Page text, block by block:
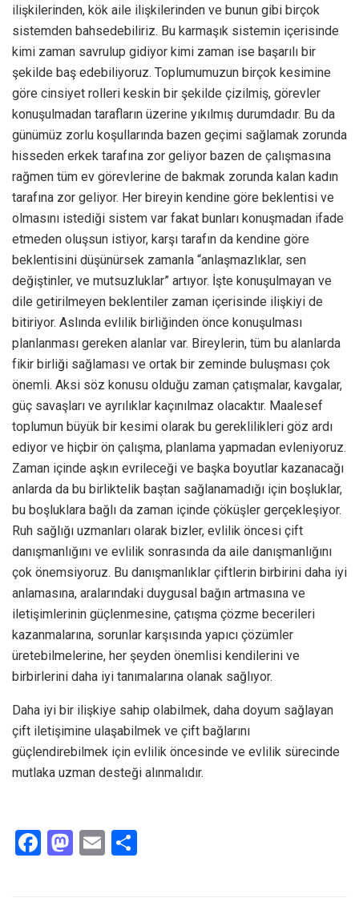
ilişkilerinden, kök aile ilişkilerinden ve bunun gibi birçok
sistemden bahsedebiliriz. Bu karmaşık sistemin içerisinde
kimi zaman savrulup gidiyor kimi zaman ise başarılı bir
şekilde baş edebiliyoruz. Toplumumuzun birçok kesimine
göre cinsiyet rolleri keskin bir şekilde çizilmiş, görevler
konuşulmadan tarafların üzerine yıkılmış durumdadır. Bu da
günümüz zorlu koşullarında bazen geçimi sağlamak zorunda
hisseden erkek tarafına zor geliyor bazen de çalışmasına
rağmen tüm ev görevlerine de bakmak zorunda kalan kadın
tarafına zor geliyor. Her bireyin kendine göre beklentisi ve
olmasını istediği sistem var fakat bunları konuşmadan ifade
etmeden oluşsun istiyor, karşı tarafın da kendine göre
beklentisini düşünürsek zamanla “anlaşmazlıklar, sen
değiştinler, ve mutsuzluklar” artıyor. İşte konuşulmayan ve
dile getirilmeyen beklentiler zaman içerisinde ilişkiyi de
bitiriyor. Aslında evlilik birliğinden önce konuşulması
planlanması gereken alanlar var. Bireylerin, tüm bu alanlarda
fikir birliği sağlaması ve ortak bir zeminde buluşması çok
önemli. Aksi söz konusu olduğu zaman çatışmalar, kavgalar,
güç savaşları ve ayrılıklar kaçınılmaz olacaktır. Maalesef
toplumun büyük bir kesimi olarak bu gereklilikleri göz ardı
ediyor ve hiçbir ön çalışma, planlama yapmadan evleniyoruz.
Zaman içinde aşkın evrileceği ve başka boyutlar kazanacağı
anlarda da bu birliktelik baştan sağlanamadığı için boşluklar,
bu boşluklara bağlı da zaman içinde çöküşler gerçekleşiyor.
Ruh sağlığı uzmanları olarak bizler, evlilik öncesi çift
danışmanlığını ve evlilik sonrasında da aile danışmanlığını
çok önemsiyoruz. Bu danışmanlıklar çiftlerin birbirini daha iyi
anlamasına, aralarındaki duygusal bağın artmasına ve
iletişimlerinin güçlenmesine, çatışma çözme becerileri
kazanmalarına, sorunlar karşısında yapıcı çözümler
üretebilmelerine, her şeyden önemlisi kendilerini ve
birbirlerini daha iyi tanımalarına olanak sağlıyor.
Daha iyi bir ilişkiye sahip olabilmek, daha doyum sağlayan
çift iletişimine ulaşabilmek ve çift bağlarını
güçlendirebilmek için evlilik öncesinde ve evlilik sürecinde
mutlaka uzman desteği alınmalıdır.
F
M E